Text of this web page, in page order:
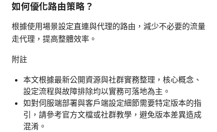
如何優化路由策略？
根據使用場景設定直連與代理的路由，減少不必要的流量
走代理，提高整體效率。
附註
本文根據最新公開資源與社群實務整理，核心概念、
設定流程與故障排除均以實務可落地為主。
如對伺服端部署與客戶端設定細節需要特定版本的指
引，請參考官方文檔或社群教學，避免版本差異造成
混淆。